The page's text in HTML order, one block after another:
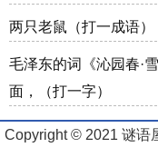
两只老鼠（打一成语）
毛泽东的词《沁园春·
面，（打一字）
Copyright © 2021 谜语